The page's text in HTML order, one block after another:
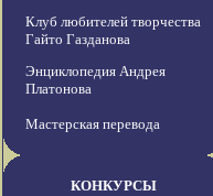
Клуб любителей творчества
Гайто Газданова
Энциклопедия Андрея
Платонова
Мастерская перевода
КОНКУРСЫ